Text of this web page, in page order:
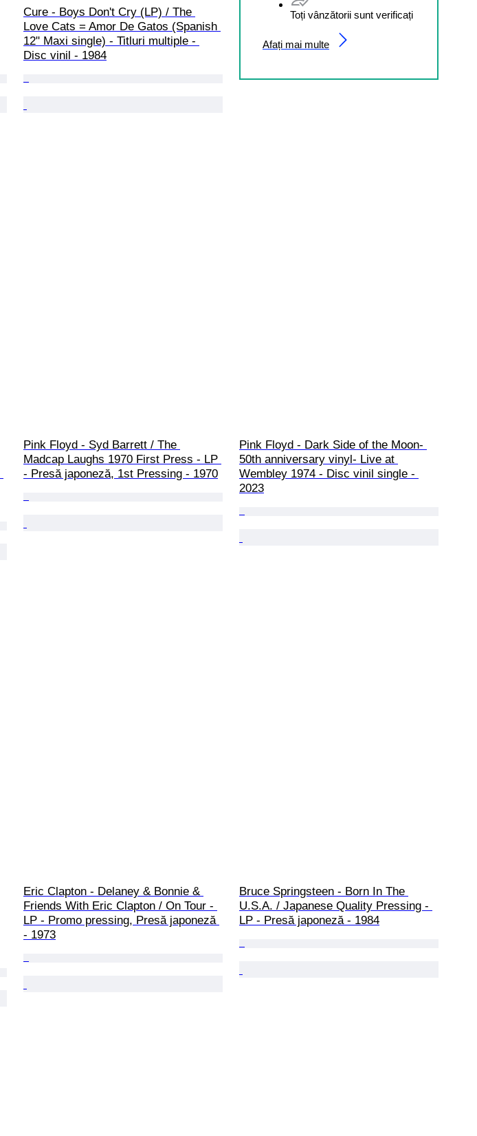
Toți vânzătorii sunt verificați
Afați mai multe
Cure - Boys Don't Cry (LP) / The
Love Cats = Amor De Gatos (Spanish
12" Maxi single) - Titluri multiple -
Disc vinil - 1984
Pink Floyd - Syd Barrett / The
Madcap Laughs 1970 First Press - LP
- Presă japoneză, 1st Pressing - 1970
Pink Floyd - Dark Side of the Moon-
50th anniversary vinyl- Live at
Wembley 1974 - Disc vinil single -
2023
Eric Clapton - Delaney & Bonnie &
Friends With Eric Clapton / On Tour -
LP - Promo pressing, Presă japoneză
- 1973
Bruce Springsteen - Born In The
U.S.A. / Japanese Quality Pressing -
LP - Presă japoneză - 1984